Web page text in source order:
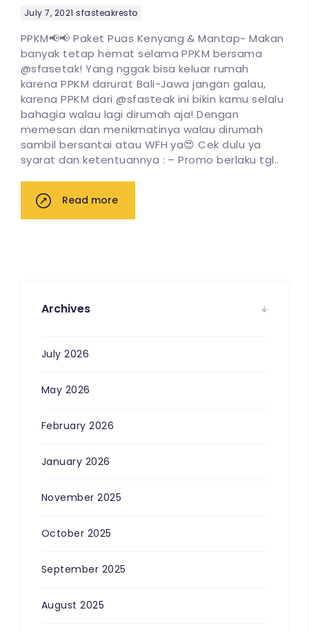
July 7, 2021 sfasteakresto
PPKM📢📢 Paket Puas Kenyang & Mantap~ Makan
banyak tetap hemat selama PPKM bersama
@sfasetak! Yang nggak bisa keluar rumah
karena PPKM darurat Bali-Jawa jangan galau,
karena PPKM dari @sfasteak ini bikin kamu selalu
bahagia walau lagi dirumah aja! Dengan
memesan dan menikmatinya walau dirumah
sambil bersantai atau WFH ya😍 Cek dulu ya
syarat dan ketentuannya : – Promo berlaku tgl..
Read more
Archives
July 2026
May 2026
February 2026
January 2026
November 2025
October 2025
September 2025
August 2025